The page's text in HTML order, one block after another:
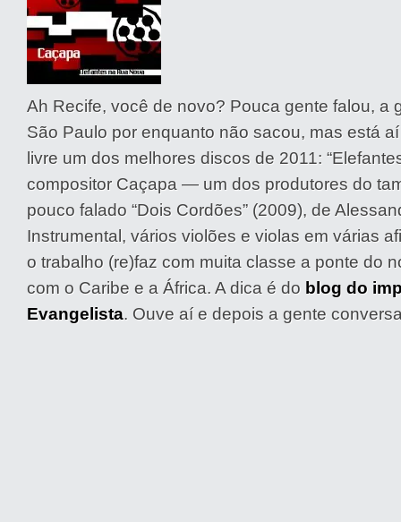
Ah Recife, você de novo? Pouca gente falou, a
São Paulo por enquanto não sacou, mas está
livre um dos melhores discos de 2011:
compositor Caçapa — um dos produtores do
pouco falado “Dois Cordões” (2009), de
Instrumental, vários violões e violas em várias
o trabalho (re)faz com muita classe a ponte do
com o Caribe e a África. A dica é do blog do
Evangelista. Ouve aí e depois a gente